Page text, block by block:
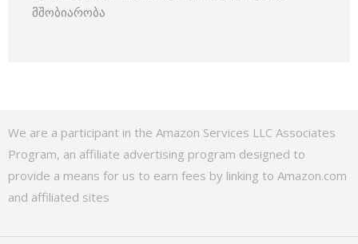
მშობიარობა
We are a participant in the Amazon Services LLC Associates
Program, an affiliate advertising program designed to
provide a means for us to earn fees by linking to Amazon.com
and affiliated sites